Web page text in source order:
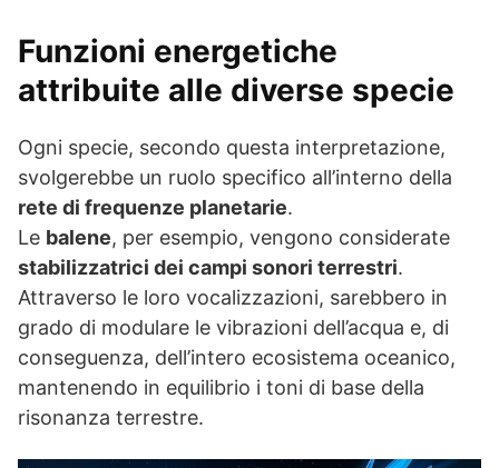
Funzioni energetiche
attribuite alle diverse specie
Ogni specie, secondo questa interpretazione,
svolgerebbe un ruolo specifico all’interno della
rete di frequenze planetarie.
Le balene, per esempio, vengono considerate
stabilizzatrici dei campi sonori terrestri.
Attraverso le loro vocalizzazioni, sarebbero in
grado di modulare le vibrazioni dell’acqua e, di
conseguenza, dell’intero ecosistema oceanico,
mantenendo in equilibrio i toni di base della
risonanza terrestre.